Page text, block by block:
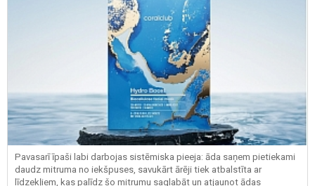
Pavasarī īpaši labi darbojas sistēmiska pieeja: āda saņem pietiekami
daudz mitruma no iekšpuses, savukārt ārēji tiek atbalstīta ar
līdzekļiem, kas palīdz šo mitrumu saglabāt un atjaunot ādas